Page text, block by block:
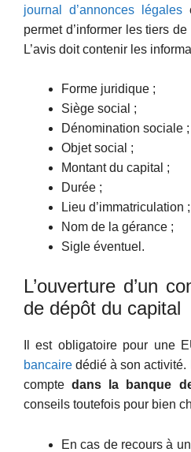
journal d’annonces légales
permet d’informer les tiers
L’avis doit contenir les
Forme juridique ;
Siège social ;
Dénomination sociale ;
Objet social ;
Montant du capital ;
Durée ;
Lieu d’immatriculation ;
Nom de la gérance ;
Sigle éventuel.
L’ouverture d’un
de dépôt du capital
Il est obligatoire pour une
bancaire dédié à son activité.
comptedans la banque
conseils toutefois pour bien
En cas de recours à